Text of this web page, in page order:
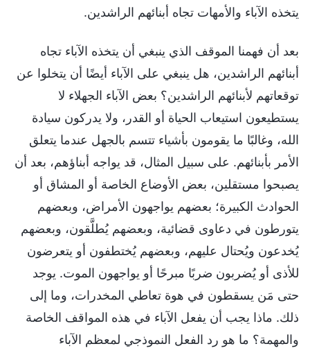
يتخذه الآباء والأمهات تجاه أبنائهم الراشدين.
بعد أن فهمنا الموقف الذي ينبغي أن يتخذه الآباء تجاه
أبنائهم الراشدين، هل ينبغي على الآباء أيضًا أن يتخلوا عن
توقعاتهم لأبنائهم الراشدين؟ بعض الآباء الجهلاء لا
يستطيعون استيعاب الحياة أو القدر، ولا يدركون سيادة
الله، وغالبًا ما يقومون بأشياء تتسم بالجهل عندما يتعلق
الأمر بأبنائهم. على سبيل المثال، قد يواجه أبناؤهم، بعد أن
يصبحوا مستقلين، بعض الأوضاع الخاصة أو المشاق أو
الحوادث الكبيرة؛ بعضهم يواجهون الأمراض، وبعضهم
يتورطون في دعاوى قضائية، وبعضهم يُطلَّقون، وبعضهم
يُخدعون ويُحتال عليهم، وبعضهم يُختطفون أو يتعرضون
للأذى أو يُضربون ضربًا مبرحًا أو يواجهون الموت. يوجد
حتى مَن يسقطون في هوة تعاطي المخدرات، وما إلى
ذلك. ماذا يجب أن يفعل الآباء في هذه المواقف الخاصة
والمهمة؟ ما هو رد الفعل النموذجي لمعظم الآباء